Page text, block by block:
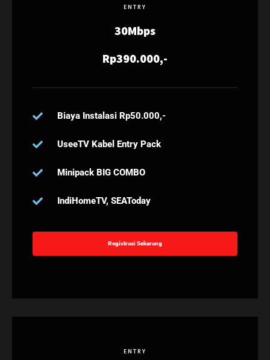
ENTRY
30Mbps
Rp390.000,-
Biaya Instalasi Rp50.000,-
UseeTV Kabel Entry Pack
Minipack BIG COMBO
IndiHomeTV, SEAToday
Registrasi Sekarang
ENTRY